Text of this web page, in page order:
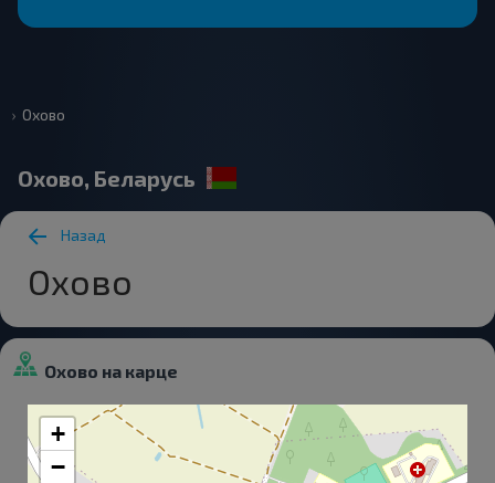
Охово
Охово, Беларусь
Назад
Охово
Охово на карце
+
−